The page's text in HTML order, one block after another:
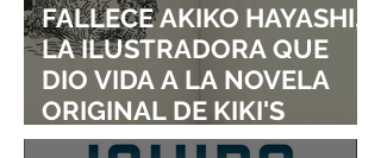
FALLECE AKIKO HAYASHI,
LA ILUSTRADORA QUE
DIO VIDA A LA NOVELA
ORIGINAL DE KIKI'S
DELIVERY SERVICE